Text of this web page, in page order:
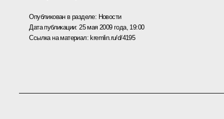
Опубликован в разделе: Новости
Дата публикации: 25 мая 2009 года, 19:00
Ссылка на материал:kremlin.ru/d/4195